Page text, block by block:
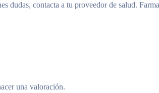
dudas, contacta a tu proveedor de salud.
una valoración.